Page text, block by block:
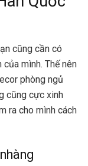
cũng cần có
mình. Thế nên
phòng ngủ
cũng cực xinh
ra cho mình cách